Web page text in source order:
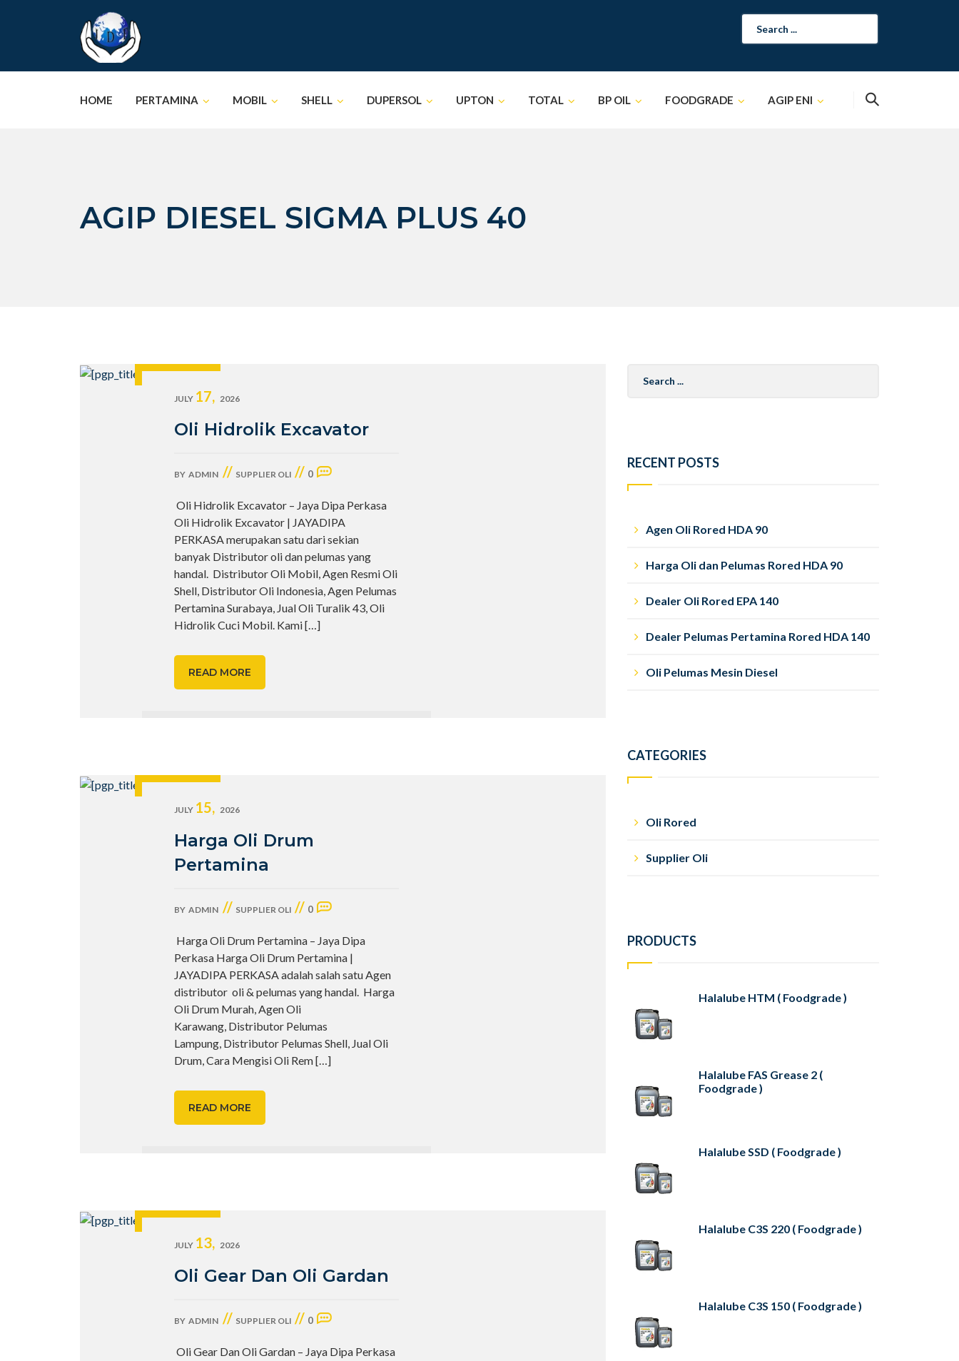
Search
for:
HOME PERTAMINA MOBIL SHELL DUPERSOL UPTON TOTAL BP OIL FOODGRADE AGIP ENI
AGIP DIESEL SIGMA PLUS 40
JULY 17, 2026
Oli Hidrolik Excavator
BY ADMIN // SUPPLIER OLI // 0
Oli Hidrolik Excavator – Jaya Dipa Perkasa
Oli Hidrolik Excavator | JAYADIPA
PERKASA merupakan satu dari sekian
banyak Distributor oli dan pelumas yang
handal. Distributor Oli Mobil, Agen Resmi Oli
Shell, Distributor Oli Indonesia, Agen Pelumas
Pertamina Surabaya, Jual Oli Turalik 43, Oli
Hidrolik Cuci Mobil. Kami[…]
READ MORE
JULY 15, 2026
Harga Oli Drum
Pertamina
BY ADMIN // SUPPLIER OLI // 0
Harga Oli Drum Pertamina – Jaya Dipa
Perkasa Harga Oli Drum Pertamina |
JAYADIPA PERKASA adalah salah satu Agen
distributor oli & pelumas yang handal. Harga
Oli Drum Murah, Agen Oli
Karawang, Distributor Pelumas
Lampung, Distributor Pelumas Shell, Jual Oli
Drum, Cara Mengisi Oli Rem[…]
READ MORE
JULY 13, 2026
Oli Gear Dan Oli Gardan
BY ADMIN // SUPPLIER OLI // 0
Oli Gear Dan Oli Gardan – Jaya Dipa Perkasa
for:
RECENT POSTS
Agen Oli Rored HDA 90
Harga Oli dan Pelumas Rored HDA 90
Dealer Oli Rored EPA 140
Dealer Pelumas Pertamina Rored HDA 140
Oli Pelumas Mesin Diesel
CATEGORIES
Oli Rored
Supplier Oli
PRODUCTS
Halalube HTM ( Foodgrade )
Halalube FAS Grease 2 (
Foodgrade )
Halalube SSD ( Foodgrade )
Halalube C3S 220 ( Foodgrade )
Halalube C3S 150 ( Foodgrade )